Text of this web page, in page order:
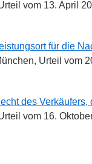
vom 13. April
für die
Urteil vom
des
vom 16.